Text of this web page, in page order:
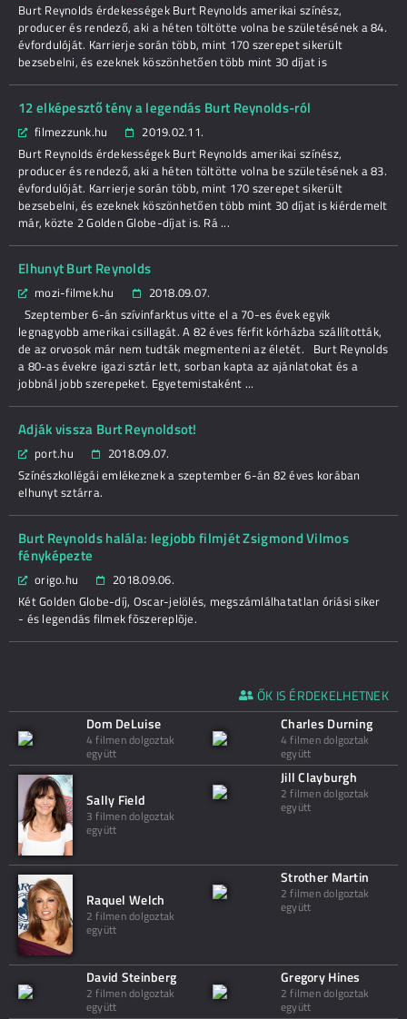
Burt Reynolds érdekességek Burt Reynolds amerikai színész,
producer és rendező, aki a héten töltötte volna be születésének a 84.
évfordulóját. Karrierje során több, mint 170 szerepet sikerült
bezsebelni, és ezeknek köszönhetően több mint 30 díjat is
12 elképesztő tény a legendás Burt Reynolds-ról
filmezzunk.hu
2019.02.11.
Burt Reynolds érdekességek Burt Reynolds amerikai színész,
producer és rendező, aki a héten töltötte volna be születésének a 83.
évfordulóját. Karrierje során több, mint 170 szerepet sikerült
bezsebelni, és ezeknek köszönhetően több mint 30 díjat is kiérdemelt
már, közte 2 Golden Globe-díjat is. Rá ...
Elhunyt Burt Reynolds
mozi-filmek.hu
2018.09.07.
Szeptember 6-án szívinfarktus vitte el a 70-es évek egyik
legnagyobb amerikai csillagát. A 82 éves férfit kórházba szállították,
de az orvosok már nem tudták megmenteni az életét. Burt Reynolds
a 80-as évekre igazi sztár lett, sorban kapta az ajánlatokat és a
jobbnál jobb szerepeket. Egyetemistaként ...
Adják vissza Burt Reynoldsot!
port.hu
2018.09.07.
Színészkollégái emlékeznek a szeptember 6-án 82 éves korában
elhunyt sztárra.
Burt Reynolds halála: legjobb filmjét Zsigmond Vilmos
fényképezte
origo.hu
2018.09.06.
Két Golden Globe-díj, Oscar-jelölés, megszámlálhatatlan óriási siker
- és legendás filmek fõszereplõje.
ŐK IS ÉRDEKELHETNEK
Dom DeLuise
4 filmen dolgoztak
együtt
Charles Durning
4 filmen dolgoztak
együtt
Sally Field
3 filmen dolgoztak
együtt
Jill Clayburgh
2 filmen dolgoztak
együtt
Raquel Welch
2 filmen dolgoztak
együtt
Strother Martin
2 filmen dolgoztak
együtt
David Steinberg
2 filmen dolgoztak
együtt
Gregory Hines
2 filmen dolgoztak
együtt